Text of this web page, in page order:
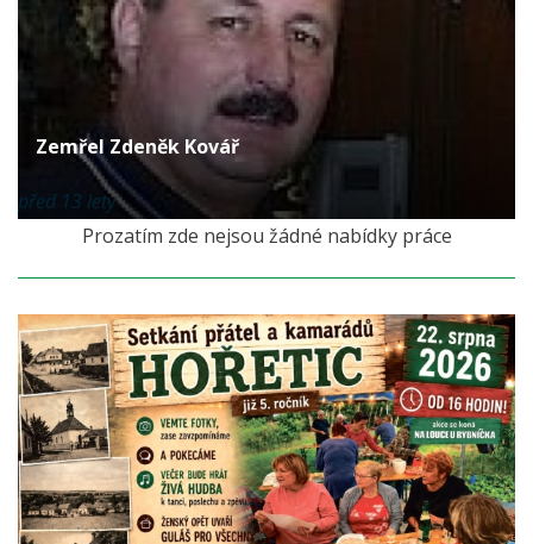
Zemřel Zdeněk Kovář
před 13 lety
Prozatím zde nejsou žádné nabídky práce